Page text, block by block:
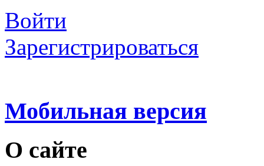
Войти
Зарегистрироваться
Мобильная версия
О сайте